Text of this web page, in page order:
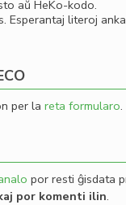
aŭ HeKo-kodo.
Esperantaj literoj
per la reta formularo.
por resti ĝisdata
por komenti ilin.